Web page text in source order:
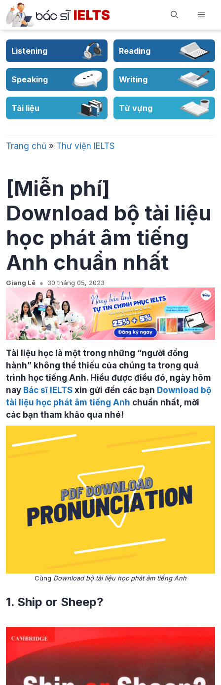
Skip
to
content
Listening Reading
Speaking Writing
Tài liệu Từ vựng
Trang chủ » Thư viện IELTS
[Miễn phí]
Download bộ tài liệu
học phát âm tiếng
Anh chuẩn nhất
Giang Lê 30 tháng 05, 2023
Tài liệu học là một trong những “người đồng
hành” không thể thiếu của chúng ta trong quá
trình học tiếng Anh. Hiểu được điều đó, ngày hôm
nay Bác sĩ IELTS xin gửi đến các bạn Download bộ
tài liệu học phát âm tiếng Anh chuẩn nhất, mời
các bạn tham khảo qua nhé!
Cùng Download bộ tài liệu học phát âm tiếng Anh
1. Ship or Sheep?